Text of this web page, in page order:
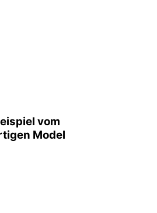
vom
Model